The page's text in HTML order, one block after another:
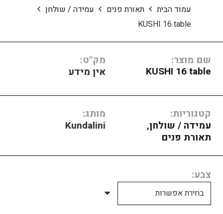
עמוד הבית תאורת פנים
עמידה / שולחן
KUSHI 16 table
שם מוצר:
KUSHI 16 table
מק"ט:
אין מידע
קטגוריות:
עמידה / שולחן,
תאורת פנים
מותג:
Kundalini
צבע